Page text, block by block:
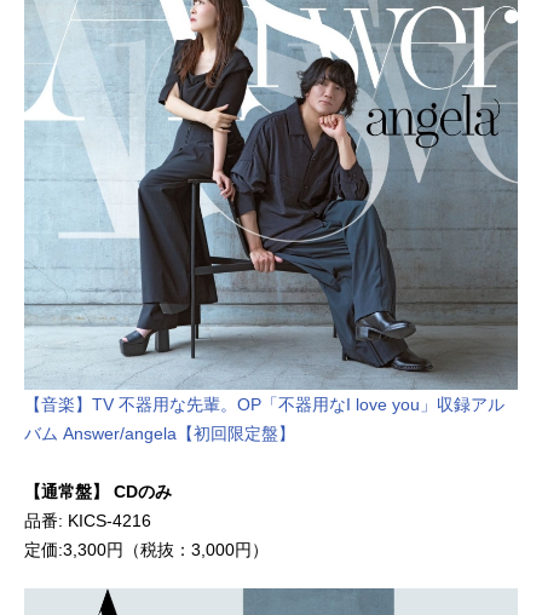
【音楽】TV 不器用な先輩。OP「不器用なI love you」収録アル
バム Answer/angela【初回限定盤】
【通常盤】 CDのみ
品番: KICS-4216
定価:3,300円（税抜：3,000円）